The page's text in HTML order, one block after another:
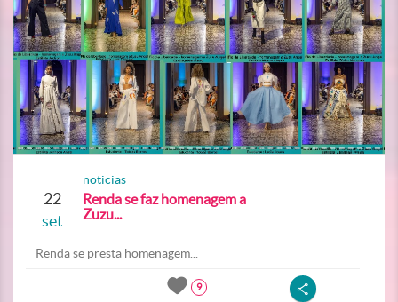
22
set
noticias
Renda se faz homenagem a
Zuzu...
Renda se presta homenagem...
9